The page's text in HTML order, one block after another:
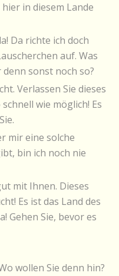
in diesem Lande
Da richte ich doch
auf. Was
sonst noch so?
Verlassen Sie dieses
wie möglich! Es
mir eine solche
bin ich noch nie
mit Ihnen. Dieses
Es ist das Land des
Gehen Sie, bevor es
wollen Sie denn hin?